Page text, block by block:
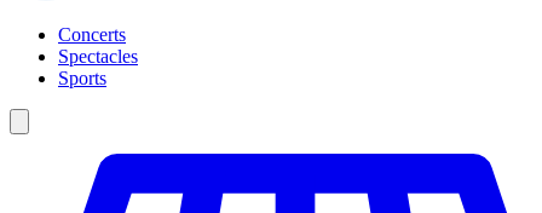
Concerts
Spectacles
Sports